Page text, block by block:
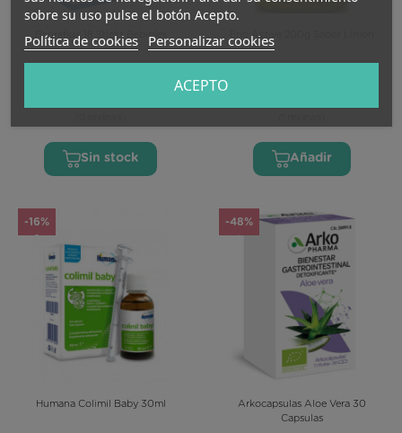
sobre su uso pulse el botón Acepto.
Política de cookies Personalizar cookies
ACEPTO
Barireflux 18 Sticks Bebibles
Sin stock
Eno Active 200g Sabor Limon
Añadir
Humana Colimil Baby 30ml
-16%
Arkocapsulas Aloe Vera 30
Capsulas
-48%